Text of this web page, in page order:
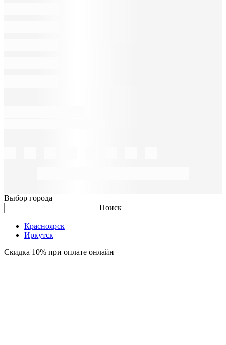
Выбор города
Поиск
Красноярск
Иркутск
Скидка 10% при оплате онлайн